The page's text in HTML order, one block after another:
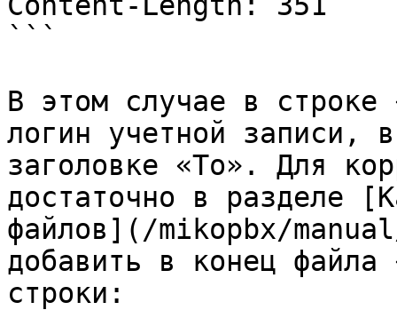
```
В этом случае в строке
логин учетной записи,
заголовке «To». Для
достаточно в разделе
файлов](/mikopbx/
добавить в конец
строки: